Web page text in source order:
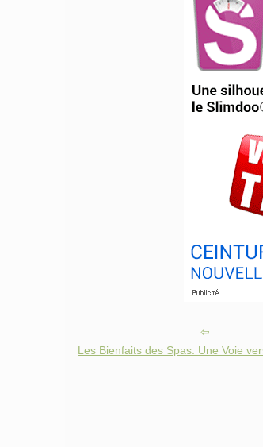
Les Bienfaits des Spas: Une Voie